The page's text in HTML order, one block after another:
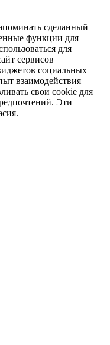
сделанный
функции для
для
сервисов
социальных
взаимодействия
свои cookie для
Эти